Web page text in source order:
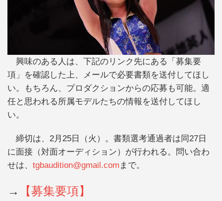
興味のある人は、下記のリンク先にある「募集要
項」を確認した上、メールで必要書類を送付してほし
い。もちろん、プロダクションからの応募も可能。適
任と思われる所属モデルたちの情報を送付してほし
い。
締切は、2月25日（火）。書類選考通過者は同27日
に面接（対面オーディション）が行われる。問い合わ
せは、 tgbaudition@gmail.com まで。
→ 【募集要項】